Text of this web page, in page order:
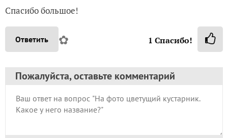
Спасибо большое!
Ответить ✿ 1 Спасибо!
Пожалуйста, оставьте комментарий